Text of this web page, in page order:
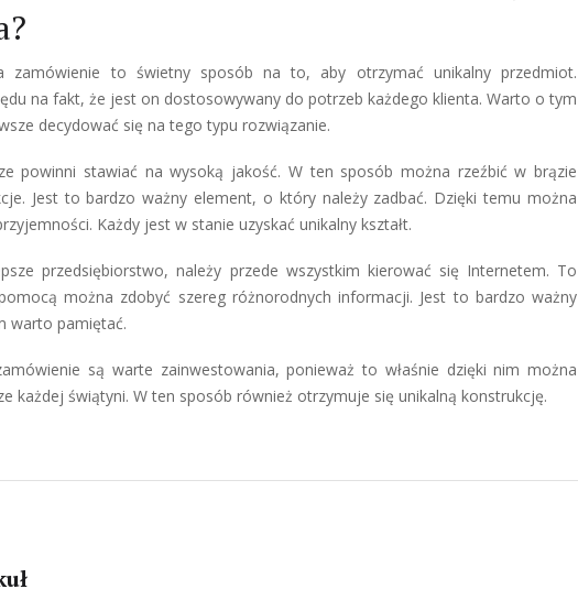
zamówienie to świetny sposób na to, aby otrzymać unikalny przedmiot.
na fakt, że jest on dostosowywany do potrzeb każdego klienta. Warto o tym
decydować się na tego typu rozwiązanie.
powinni stawiać na wysoką jakość. W ten sposób można rzeźbić w brązie
Jest to bardzo ważny element, o który należy zadbać. Dzięki temu można
Każdy jest w stanie uzyskać unikalny kształt.
przedsiębiorstwo, należy przede wszystkim kierować się Internetem. To
można zdobyć szereg różnorodnych informacji. Jest to bardzo ważny
warto pamiętać.
są warte zainwestowania, ponieważ to właśnie dzięki nim można
każdej świątyni. W ten sposób również otrzymuje się unikalną konstrukcję.